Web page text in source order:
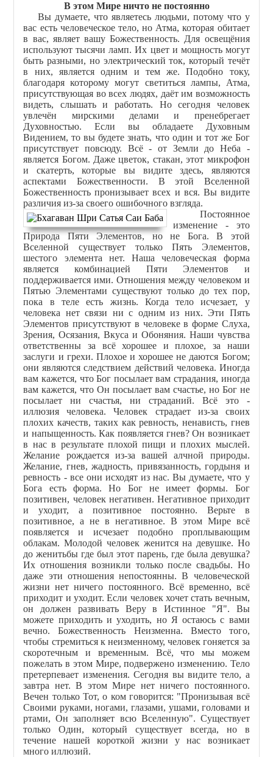
В этом Мире ничто не постоянно
Вы думаете, что являетесь людьми, потому что у
вас есть человеческое тело, но Атма, которая обитает
в вас, являет вашу Божественность. Для освещёния
используют тысячи ламп. Их цвет и мощность могут
быть разными, но электрический ток, который течёт
в них, является одним и тем же. Подобно току,
благодаря которому могут светиться лампы, Атма,
присутствующая во всех людях, даёт им возможность
видеть, слышать и работать. Но сегодня человек
увлечён мирскими делами и пренебрегает
Духовностью. Если вы обладаете Духовным
Видением, то вы будете знать, что один и тот же Бог
присутствует повсюду. Всё - от Земли до Неба -
является Богом. Даже цветок, стакан, этот микрофон
и скатерть, которые вы видите здесь, являются
аспектами Божественности. В этой Вселенной
Божественность пронизывает всех и вся. Вы видите
различия из-за своего ошибочного взгляда.
Постоянное
изменение - это
Природа Пяти Элементов, но не Бога. В этой
Вселенной существует только Пять Элементов,
шестого элемента нет. Наша человеческая форма
является комбинацией Пяти Элементов и
поддерживается ими. Отношения между человеком и
Пятью Элементами существуют только до тех пор,
пока в теле есть жизнь. Когда тело исчезает, у
человека нет связи ни с одним из них. Эти Пять
Элементов присутствуют в человеке в форме Слуха,
Зрения, Осязания, Вкуса и Обоняния. Наши чувства
ответственны за всё хорошее и плохое, за наши
заслуги и грехи. Плохое и хорошее не даются Богом;
они являются следствием действий человека. Иногда
вам кажется, что Бог посылает вам страдания, иногда
вам кажется, что Он посылает вам счастье, но Бог не
посылает ни счастья, ни страданий. Всё это -
иллюзия человека. Человек страдает из-за своих
плохих качеств, таких как ревность, ненависть, гнев
и напыщенность. Как появляется гнев? Он возникает
в нас в результате плохой пищи и плохих мыслей.
Желание рождается из-за вашей алчной природы.
Желание, гнев, жадность, привязанность, гордыня и
ревность - все они исходят из нас. Вы думаете, что у
Бога есть форма. Но Бог не имеет формы. Бог
позитивен, человек негативен. Негативное приходит
и уходит, а позитивное постоянно. Верьте в
позитивное, а не в негативное. В этом Мире всё
появляется и исчезает подобно проплывающим
облакам. Молодой человек женится на девушке. Но
до женитьбы где был этот парень, где была девушка?
Их отношения возникли только после свадьбы. Но
даже эти отношения непостоянны. В человеческой
жизни нет ничего постоянного. Всё временно, всё
приходит и уходит. Если человек хочет стать вечным,
он должен развивать Веру в Истинное "Я". Вы
можете приходить и уходить, но Я остаюсь с вами
вечно. Божественность Неизменна. Вместо того,
чтобы стремиться к неизменному, человек гоняется за
скоротечным и временным. Всё, что мы можем
пожелать в этом Мире, подвержено изменению. Тело
претерпевает изменения. Сегодня вы видите тело, а
завтра нет. В этом Мире нет ничего постоянного.
Вечен только Тот, о ком говорится: "Пронизывая всё
Своими руками, ногами, глазами, ушами, головами и
ртами, Он заполняет всю Вселенную". Существует
только Один, который существует всегда, но в
течение нашей короткой жизни у нас возникает
много иллюзий.